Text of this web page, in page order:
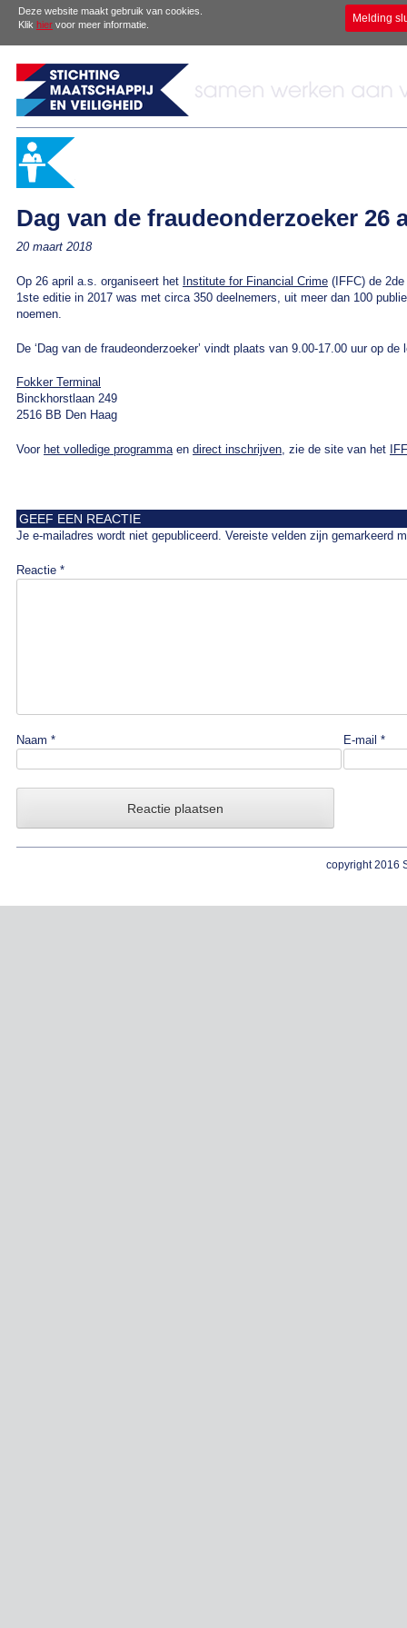
Deze website maakt gebruik van cookies.
Klik hier voor meer informatie. Melding
Dag van de fraudeonderzoeker 26
20 maart 2018
Op 26 april a.s. organiseert het Institute for Financial Crime (IFFC) de 2de
1ste editie in 2017 was met circa 350 deelnemers, uit meer dan 100
noemen.
De ‘Dag van de fraudeonderzoeker’ vindt plaats van 9.00-17.00 uur op de
Fokker Terminal
Binckhorstlaan 249
2516 BB Den Haag
Voor het volledige programma en direct inschrijven , zie de site van het
GEEF EEN REACTIE
Je e-mailadres wordt niet gepubliceerd. Vereiste velden zijn gemarkeerd
Reactie *
Naam * E-mail *
copyright 2016